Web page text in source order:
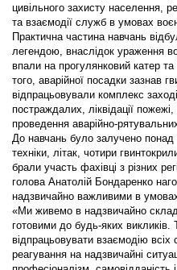
цивільного захисту населення,
та взаємодії служб в умовах
Практична частина навчань
легендою, внаслідок ураження
впали на прогулянковий катер
того, аварійної посадки зазнав
відпрацьовували комплекс
постраждалих, ліквідації
проведення аварійно-
До навчань було залучено понад
техніки, літак, чотири
брали участь фахівці з різних
голова Анатолій Бондаренко
надзвичайно важливими в
«Ми живемо в надзвичайно
готовими до будь-яких викликів.
відпрацьовувати взаємодію
реагування на надзвичайні